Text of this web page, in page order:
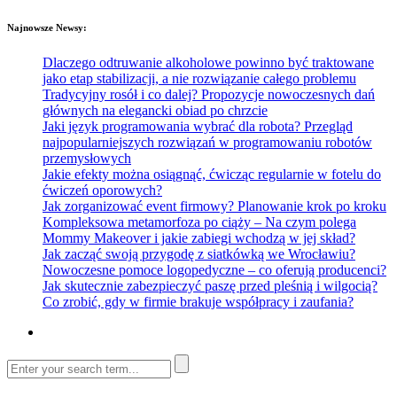
Najnowsze Newsy:
Dlaczego odtruwanie alkoholowe powinno być traktowane
jako etap stabilizacji, a nie rozwiązanie całego problemu
Tradycyjny rosół i co dalej? Propozycje nowoczesnych dań
głównych na elegancki obiad po chrzcie
Jaki język programowania wybrać dla robota? Przegląd
najpopularniejszych rozwiązań w programowaniu robotów
przemysłowych
Jakie efekty można osiągnąć, ćwicząc regularnie w fotelu do
ćwiczeń oporowych?
Jak zorganizować event firmowy? Planowanie krok po kroku
Kompleksowa metamorfoza po ciąży – Na czym polega
Mommy Makeover i jakie zabiegi wchodzą w jej skład?
Jak zacząć swoją przygodę z siatkówką we Wrocławiu?
Nowoczesne pomoce logopedyczne – co oferują producenci?
Jak skutecznie zabezpieczyć paszę przed pleśnią i wilgocią?
Co zrobić, gdy w firmie brakuje współpracy i zaufania?